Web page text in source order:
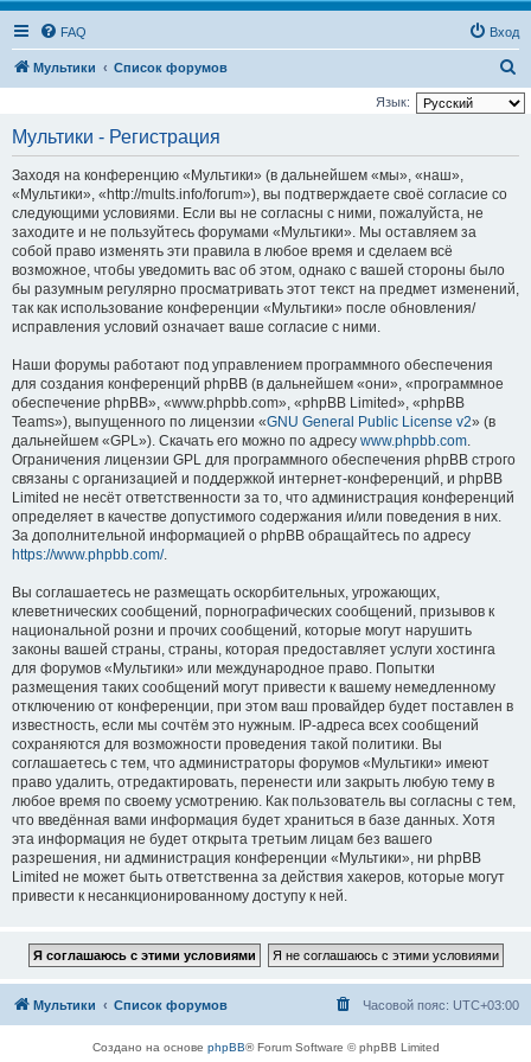
FAQ Вход
Мультики Список форумов
о
Язык:
Мультики - Регистрация
Заходя на конференцию «Мультики» (в дальнейшем «мы», «наш»,
«Мультики», «http://mults.info/forum»), вы подтверждаете своё согласие со
следующими условиями. Если вы не согласны с ними, пожалуйста, не
заходите и не пользуйтесь форумами «Мультики». Мы оставляем за
собой право изменять эти правила в любое время и сделаем всё
возможное, чтобы уведомить вас об этом, однако с вашей стороны было
бы разумным регулярно просматривать этот текст на предмет изменений,
так как использование конференции «Мультики» после обновления/
исправления условий означает ваше согласие с ними.
Наши форумы работают под управлением программного обеспечения
для создания конференций phpBB (в дальнейшем «они», «программное
обеспечение phpBB», «www.phpbb.com», «phpBB Limited», «phpBB
Teams»), выпущенного по лицензии «GNU General Public License v2» (в
дальнейшем «GPL»). Скачать его можно по адресу www.phpbb.com.
Ограничения лицензии GPL для программного обеспечения phpBB строго
связаны с организацией и поддержкой интернет-конференций, и phpBB
Limited не несёт ответственности за то, что администрация конференций
определяет в качестве допустимого содержания и/или поведения в них.
За дополнительной информацией о phpBB обращайтесь по адресу
https://www.phpbb.com/.
Вы соглашаетесь не размещать оскорбительных, угрожающих,
клеветнических сообщений, порнографических сообщений, призывов к
национальной розни и прочих сообщений, которые могут нарушить
законы вашей страны, страны, которая предоставляет услуги хостинга
для форумов «Мультики» или международное право. Попытки
размещения таких сообщений могут привести к вашему немедленному
отключению от конференции, при этом ваш провайдер будет поставлен в
известность, если мы сочтём это нужным. IP-адреса всех сообщений
сохраняются для возможности проведения такой политики. Вы
соглашаетесь с тем, что администраторы форумов «Мультики» имеют
право удалить, отредактировать, перенести или закрыть любую тему в
любое время по своему усмотрению. Как пользователь вы согласны с тем,
что введённая вами информация будет храниться в базе данных. Хотя
эта информация не будет открыта третьим лицам без вашего
разрешения, ни администрация конференции «Мультики», ни phpBB
Limited не может быть ответственна за действия хакеров, которые могут
привести к несанкционированному доступу к ней.
Мультики Список форумов Часовой пояс: UTC+03:00
Создано на основе phpBB® Forum Software © phpBB Limited